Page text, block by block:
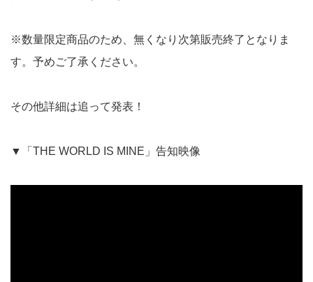
※数量限定商品のため、無くなり次第販売終了となりま
す。予めご了承ください。
その他詳細は追って発表！
▼「THE WORLD IS MINE」告知映像